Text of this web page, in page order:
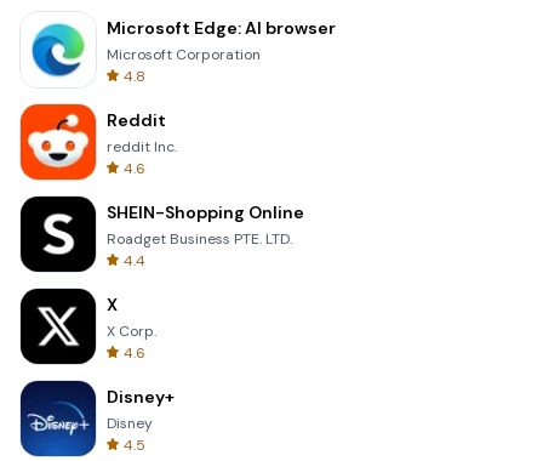
Microsoft Edge: AI browser
Microsoft Corporation
4.8
Reddit
reddit Inc.
4.6
SHEIN-Shopping Online
Roadget Business PTE. LTD.
4.4
X
X Corp.
4.6
Disney+
Disney
4.5